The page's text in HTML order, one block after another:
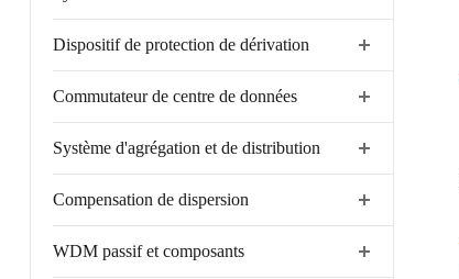
Dispositif de protection de dérivation
Commutateur de centre de données
Système d'agrégation et de distribution
Compensation de dispersion
WDM passif et composants